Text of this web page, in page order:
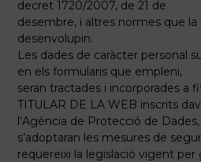
decret 1720/2007, de 21 de
desembre, i altres normes que
desenvolupin.
Les dades de caràcter personal
en els formularis que empleni,
seran tractades i incorporades a
TITULAR DE LA WEB inscrits
l’Agència de Protecció de
s’adoptaran les mesures de
requereixi la legislació vigent per